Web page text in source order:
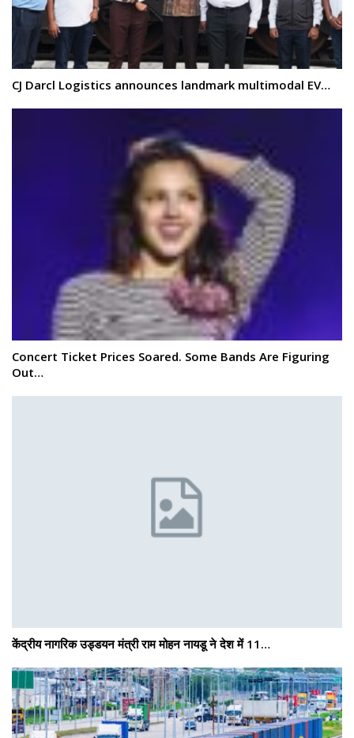
CJ Darcl Logistics announces landmark multimodal EV…
Concert Ticket Prices Soared. Some Bands Are Figuring
Out…
केंद्रीय नागरिक उड्डयन मंत्री राम मोहन नायडू ने देश में 11…